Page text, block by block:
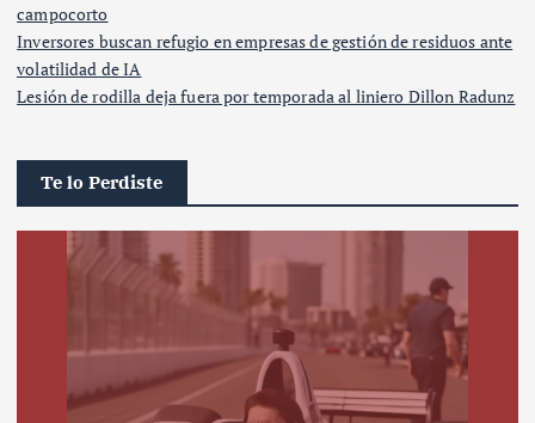
campocorto
Inversores buscan refugio en empresas de gestión de residuos ante
volatilidad de IA
Lesión de rodilla deja fuera por temporada al liniero Dillon Radunz
Te lo Perdiste